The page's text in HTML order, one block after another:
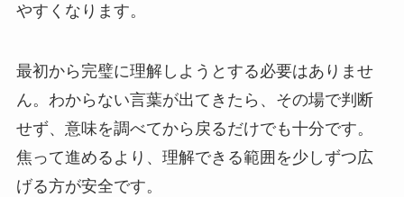
やすくなります。
最初から完璧に理解しようとする必要はありませ
ん。わからない言葉が出てきたら、その場で判断
せず、意味を調べてから戻るだけでも十分です。
焦って進めるより、理解できる範囲を少しずつ広
げる方が安全です。